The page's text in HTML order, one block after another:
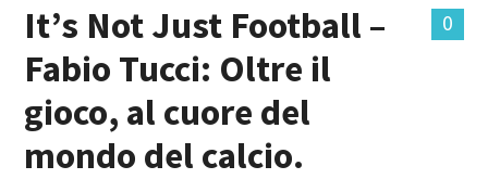
0
It’s Not Just Football –
Fabio Tucci: Oltre il
gioco, al cuore del
mondo del calcio.